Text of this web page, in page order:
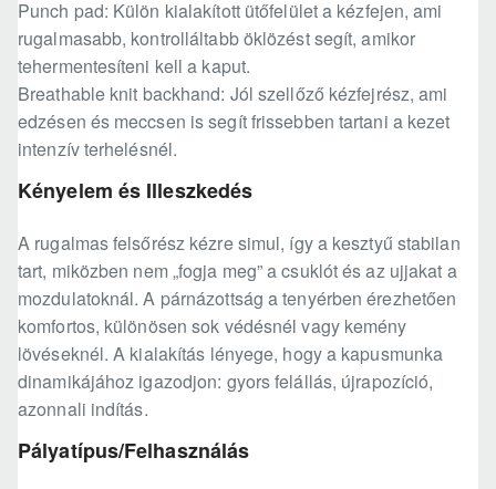
Punch pad: Külön kialakított ütőfelület a kézfejen, ami
rugalmasabb, kontrolláltabb öklözést segít, amikor
tehermentesíteni kell a kaput.
Breathable knit backhand: Jól szellőző kézfejrész, ami
edzésen és meccsen is segít frissebben tartani a kezet
intenzív terhelésnél.
Kényelem és Illeszkedés
A rugalmas felsőrész kézre simul, így a kesztyű stabilan
tart, miközben nem „fogja meg” a csuklót és az ujjakat a
mozdulatoknál. A párnázottság a tenyérben érezhetően
komfortos, különösen sok védésnél vagy kemény
lövéseknél. A kialakítás lényege, hogy a kapusmunka
dinamikájához igazodjon: gyors felállás, újrapozíció,
azonnali indítás.
Pályatípus/Felhasználás